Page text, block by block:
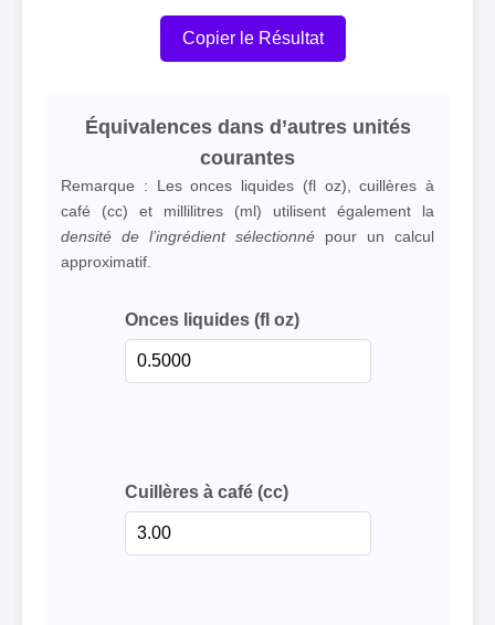
Copier le Résultat
Équivalences dans d’autres unités
courantes
Remarque : Les onces liquides (fl oz), cuillères à
café (cc) et millilitres (ml) utilisent également la
densité de l’ingrédient sélectionné pour un calcul
approximatif.
Onces liquides (fl oz)
Cuillères à café (cc)